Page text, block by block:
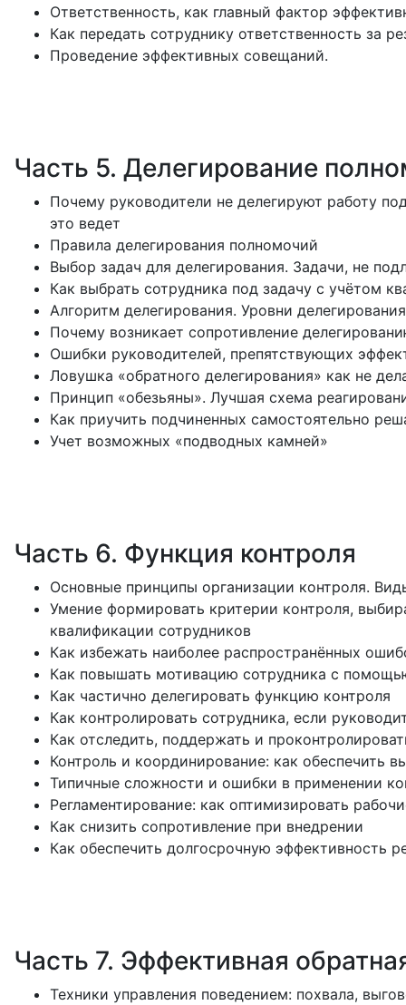
Ответственность, как главный фактор
Как передать сотруднику ответственность за
Проведение эффективных совещаний.
Часть 5. Делегирование
Почему руководители не делегируют работу
это ведет
Правила делегирования полномочий
Выбор задач для делегирования. Задачи, не
Как выбрать сотрудника под задачу с учётом
Алгоритм делегирования. Уровни делегирования
Почему возникает сопротивление
Ошибки руководителей, препятствующих
Ловушка «обратного делегирования» как не
Принцип «обезьяны». Лучшая схема
Как приучить подчиненных самостоятельно
Учет возможных «подводных камней»
Часть 6. Функция контроля
Основные принципы организации контроля.
Умение формировать критерии контроля,
квалификации сотрудников
Как избежать наиболее распространённых
Как повышать мотивацию сотрудника с
Как частично делегировать функцию контроля
Как контролировать сотрудника, если
Как отследить, поддержать и
Контроль и координирование: как обеспечить
Типичные сложности и ошибки в применении
Регламентирование: как оптимизировать
Как снизить сопротивление при внедрении
Как обеспечить долгосрочную эффективность
Часть 7. Эффективная
Техники управления поведением: похвала,